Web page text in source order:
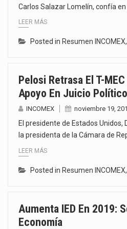
Carlos Salazar Lomelín, confía en
LEER MÁS
Posted in Resumen INCOMEX,
Pelosi Retrasa El T-
Apoyo En Juicio
INCOMEX noviembre 19,
El presidente de Estados Unidos,
la presidenta de la Cámara de
LEER MÁS
Posted in Resumen INCOMEX,
Aumenta IED En 2019:
Economía